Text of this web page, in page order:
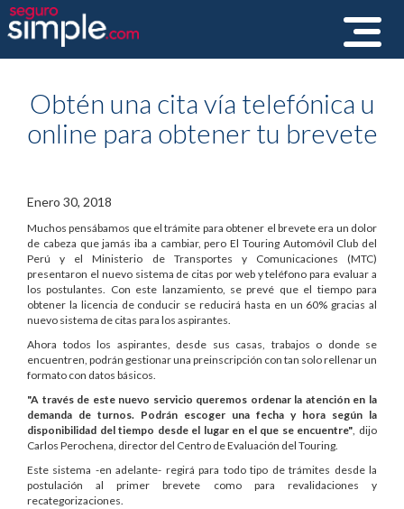
Toggle
Obtén una cita vía telefónica u
online para obtener tu brevete
Enero 30, 2018
Muchos pensábamos que el trámite para obtener el brevete era un dolor
de cabeza que jamás iba a cambiar, pero El Touring Automóvil Club del
Perú y el Ministerio de Transportes y Comunicaciones (MTC)
presentaron el nuevo sistema de citas por web y teléfono para evaluar a
los postulantes. Con este lanzamiento, se prevé que el tiempo para
obtener la licencia de conducir se reducirá hasta en un 60% gracias al
nuevo sistema de citas para los aspirantes.
Ahora todos los aspirantes, desde sus casas, trabajos o donde se
encuentren, podrán gestionar una preinscripción con tan solo rellenar un
formato con datos básicos.
"A través de este nuevo servicio queremos ordenar la atención en la
demanda de turnos. Podrán escoger una fecha y hora según la
disponibilidad del tiempo desde el lugar en el que se encuentre", dijo
Carlos Perochena, director del Centro de Evaluación del Touring.
Este sistema -en adelante- regirá para todo tipo de trámites desde la
postulación al primer brevete como para revalidaciones y
recategorizaciones.